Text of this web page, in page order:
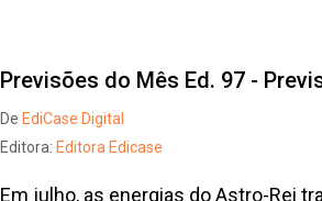
Previsões do Mês Ed. 97 -
De EdiCase Digital
Editora: Editora Edicase
Em julho, as energias do Astro-Rei